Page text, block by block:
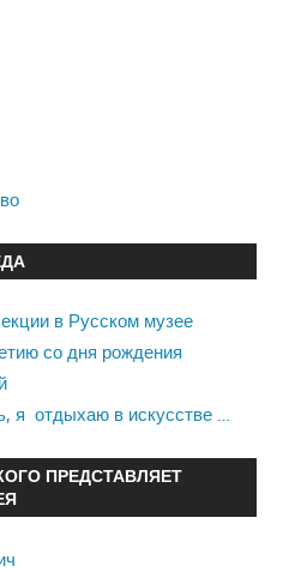
в Русском музее
со дня рождения
я отдыхаю в искусстве …
ПРЕДСТАВЛЯЕТ